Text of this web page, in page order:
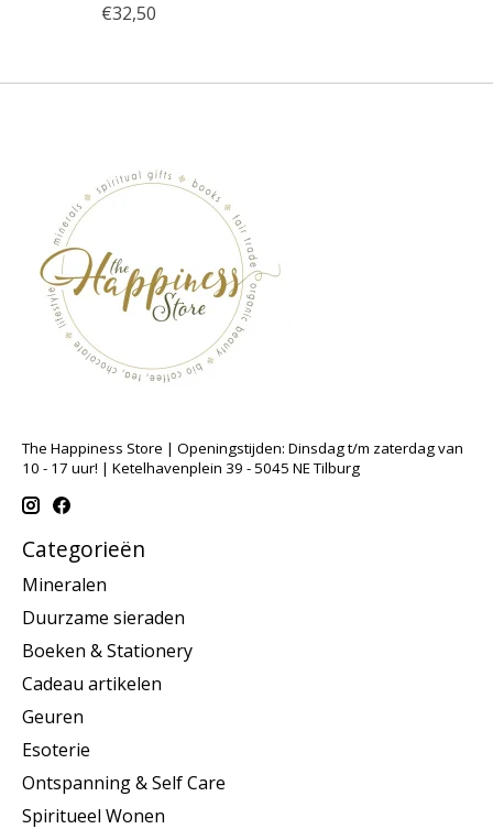
€32,50
The Happiness Store | Openingstijden: Dinsdag t/m zaterdag van
10 - 17 uur! | Ketelhavenplein 39 - 5045 NE Tilburg
Categorieën
Mineralen
Duurzame sieraden
Boeken & Stationery
Cadeau artikelen
Geuren
Esoterie
Ontspanning & Self Care
Spiritueel Wonen